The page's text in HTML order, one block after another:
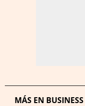
MÁS EN BUSINESS